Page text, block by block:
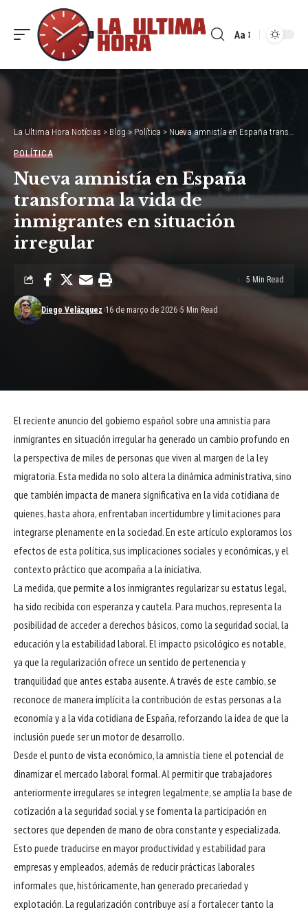
Font
Aa
La Ultima Hora Notícias > Blog > Política > Nueva amnistía en España transforma la vida de inmigrantes en situación irregular
POLÍTICA
Nueva amnistía en España
transforma la vida de
inmigrantes en situación
irregular
Diego Velázquez 16 de março de 2026 5 Min Read
5 Min Read
El reciente anuncio del gobierno español sobre una amnistía para
inmigrantes en situación irregular ha generado un cambio profundo en
la perspectiva de miles de personas que viven al margen de la ley
migratoria. Esta medida no solo altera la dinámica administrativa, sino
que también impacta de manera significativa en la vida cotidiana de
quienes, hasta ahora, enfrentaban incertidumbre y limitaciones para
integrarse plenamente en la sociedad. En este artículo exploramos los
efectos de esta política, sus implicaciones sociales y económicas, y el
contexto práctico que acompaña a la iniciativa.
La medida, que permite a los inmigrantes regularizar su estatus legal,
ha sido recibida con esperanza y cautela. Para muchos, representa la
posibilidad de acceder a derechos básicos, como la seguridad social, la
educación y la estabilidad laboral. El impacto psicológico es notable,
ya que la regularización ofrece un sentido de pertenencia y
tranquilidad que antes estaba ausente. A través de este cambio, se
reconoce de manera implícita la contribución de estas personas a la
economía y a la vida cotidiana de España, reforzando la idea de que la
inclusión puede ser un motor de desarrollo.
Desde el punto de vista económico, la amnistía tiene el potencial de
dinamizar el mercado laboral formal. Al permitir que trabajadores
anteriormente irregulares se integren legalmente, se amplía la base de
cotización a la seguridad social y se fomenta la participación en
sectores que dependen de mano de obra constante y especializada.
Esto puede traducirse en mayor productividad y estabilidad para
empresas y empleados, además de reducir prácticas laborales
informales que, históricamente, han generado precariedad y
explotación. La regularización contribuye así a fortalecer tanto la